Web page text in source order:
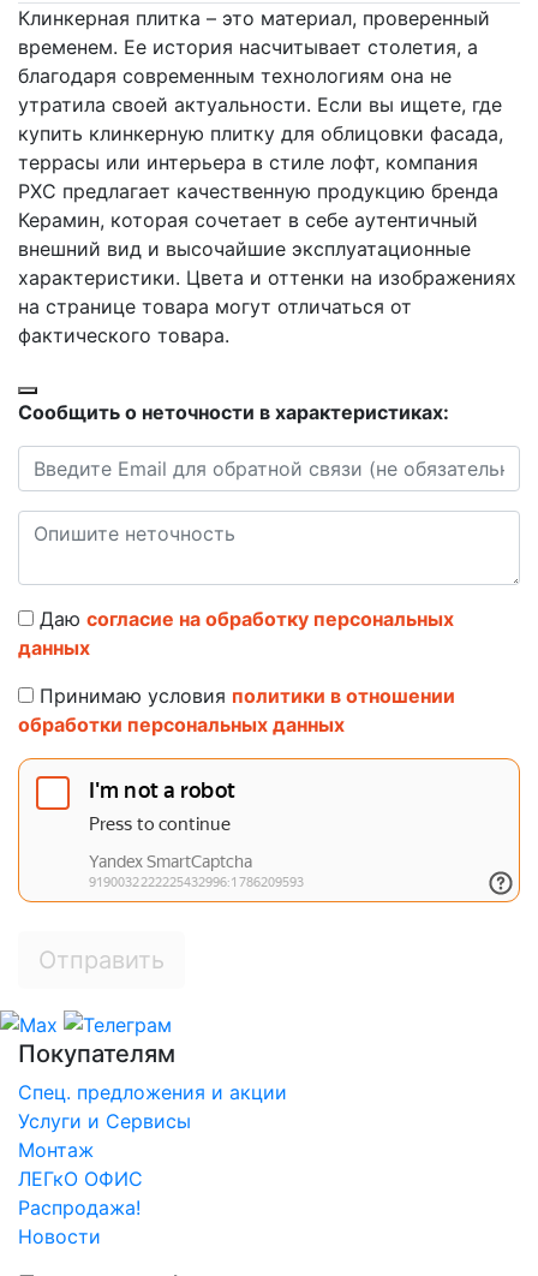
Клинкерная плитка – это материал, проверенный
временем. Ее история насчитывает столетия, а
благодаря современным технологиям она не
утратила своей актуальности. Если вы ищете, где
купить клинкерную плитку для облицовки фасада,
террасы или интерьера в стиле лофт, компания
РХС предлагает качественную продукцию бренда
Керамин, которая сочетает в себе аутентичный
внешний вид и высочайшие эксплуатационные
характеристики. Цвета и оттенки на изображениях
на странице товара могут отличаться от
фактического товара.
Сообщить о неточности в характеристиках:
Даю согласие на обработку персональных
данных
Принимаю условия политики в отношении
обработки персональных данных
Отправить
Покупателям
Спец. предложения и акции
Услуги и Сервисы
Монтаж
ЛЕГкО ОФИС
Распродажа!
Новости